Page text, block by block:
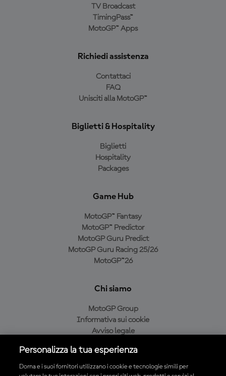
TV Broadcast
TimingPass™
MotoGP™ Apps
Richiedi assistenza
Contattaci
FAQ
Unisciti alla MotoGP™
Biglietti & Hospitality
Biglietti
Hospitality
Packages
Game Hub
MotoGP™ Fantasy
MotoGP™ Predictor
MotoGP Guru Predict
MotoGP Guru Racing 25/26
MotoGP™26
Chi siamo
MotoGP Group
Informativa sui cookie
Avviso legale
Condizioni di acquisto
Personalizza la tua esperienza
Dorna e i suoi fornitori utilizzano i cookie e tecnologie simili per